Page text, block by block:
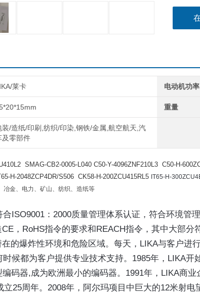
莱卡 电动机功率
重量
装/造纸/印刷,纺织/印染,钢铁/金属,航空航天,汽
及零部件
SMAG-CB2-0005-L040 C50-Y-4096ZNF210L3 C50-H-
H-2048ZCP4DR/S506 CK58-H-200ZCU415RL5 IT65-H-
冶金、电力、矿山、纺织、造纸等
ISO9001：2000质量管理体系认证，符合环境管
，RoHS指令的要求和REACH指令，其中大部分
的爆炸性环境和危险区域。每天，LIKA与客户进
候都为客户提供专业技术支持。1985年，LIKA开
码器,成为欧洲最小的编码器。1991年，LIKA商业
立25周年。2008年，阿尔玛项目中巨大的12米射电